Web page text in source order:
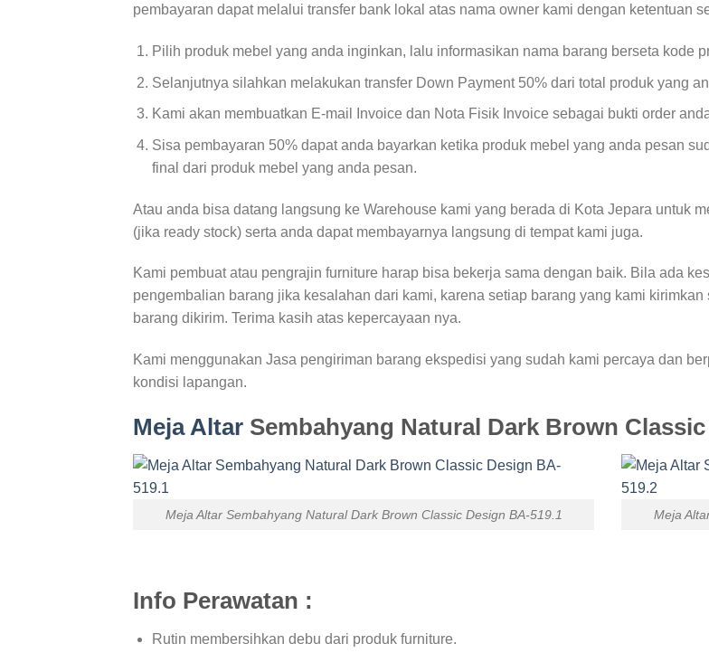
pembayaran dapat melalui transfer bank lokal atas nama owner kami dengan ketentuan
Pilih produk mebel yang anda inginkan, lalu informasikan nama barang berseta kode
Selanjutnya silahkan melakukan transfer Down Payment 50% dari total produk yang
Kami akan membuatkan E-mail Invoice dan Nota Fisik Invoice sebagai bukti order
Sisa pembayaran 50% dapat anda bayarkan ketika produk mebel yang anda pesan
final dari produk mebel yang anda pesan.
Atau anda bisa datang langsung ke Warehouse kami yang berada di Kota Jepara untuk
(jika ready stock) serta anda dapat membayarnya langsung di tempat kami juga.
Kami pembuat atau pengrajin furniture harap bisa bekerja sama dengan baik. Bila ada
pengembalian barang jika kesalahan dari kami, karena setiap barang yang kami
barang dikirim. Terima kasih atas kepercayaan nya.
Kami menggunakan Jasa pengiriman barang ekspedisi yang sudah kami percaya dan
kondisi lapangan.
Meja Altar Sembahyang Natural Dark Brown
Meja Altar Sembahyang Natural Dark Brown Classic Design BA-519.1 Meja
Info Perawatan :
Rutin membersihkan debu dari produk furniture.